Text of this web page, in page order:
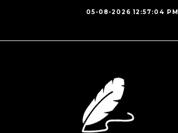
05-08-2026 12:57:04 PM